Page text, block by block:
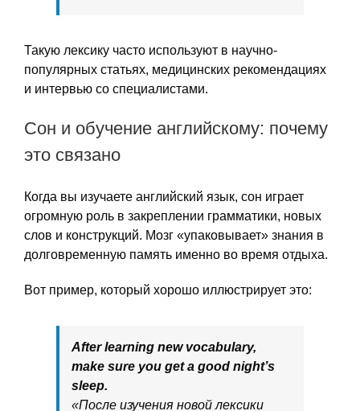
Такую лексику часто используют в научно-
популярных статьях, медицинских рекомендациях
и интервью со специалистами.
Сон и обучение английскому: почему
это связано
Когда вы изучаете английский язык, сон играет
огромную роль в закреплении грамматики, новых
слов и конструкций. Мозг «упаковывает» знания в
долговременную память именно во время отдыха.
Вот пример, который хорошо иллюстрирует это:
After learning new vocabulary,
make sure you get a good night’s
sleep.
«После изучения новой лексики